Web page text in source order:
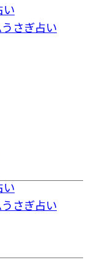
い
さぎ占い
い
さぎ占い